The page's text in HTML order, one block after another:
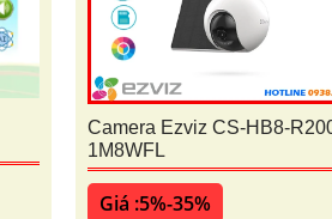
Camera Ezviz CS-HB8-
1M8WFL
Giá :5%-35%